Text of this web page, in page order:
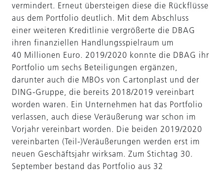
vermindert. Erneut übersteigen diese die Rückflüsse
aus dem Portfolio deutlich. Mit dem Abschluss
einer weiteren Kreditlinie vergrößerte die DBAG
ihren finanziellen Handlungsspielraum um
40 Millionen Euro. 2019/2020 konnte die DBAG ihr
Portfolio um sechs Beteiligungen ergänzen,
darunter auch die MBOs von Cartonplast und der
DING-Gruppe, die bereits 2018/2019 vereinbart
worden waren. Ein Unternehmen hat das Portfolio
verlassen, auch diese Veräußerung war schon im
Vorjahr vereinbart worden. Die beiden 2019/2020
vereinbarten (Teil-)Veräußerungen werden erst im
neuen Geschäftsjahr wirksam. Zum Stichtag 30.
September bestand das Portfolio aus 32